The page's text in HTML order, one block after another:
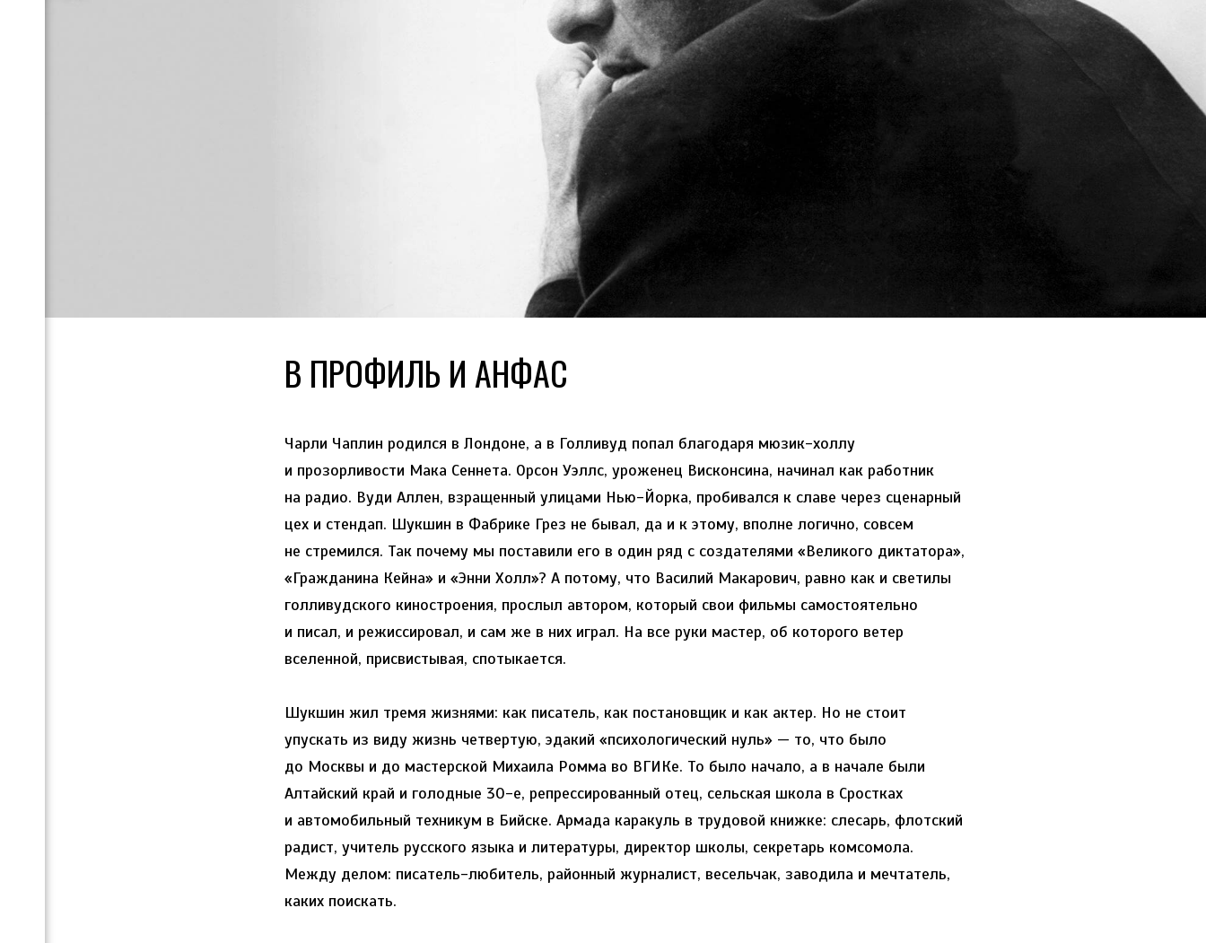
В ПРОФИЛЬ И АНФАС
Чарли Чаплин родился в Лондоне, а в Голливуд попал благодаря мюзик-холлу
и прозорливости Мака Сеннета. Орсон Уэллс, уроженец Висконсина, начинал как работник
на радио. Вуди Аллен, взращенный улицами Нью-Йорка, пробивался к славе через сценарный
цех и стендап. Шукшин в Фабрике Грез не бывал, да и к этому, вполне логично, совсем
не стремился. Так почему мы поставили его в один ряд с создателями «Великого диктатора»,
«Гражданина Кейна» и «Энни Холл»? А потому, что Василий Макарович, равно как и светилы
голливудского киностроения, прослыл автором, который свои фильмы самостоятельно
и писал, и режиссировал, и сам же в них играл. На все руки мастер, об которого ветер
вселенной, присвистывая, спотыкается.
Шукшин жил тремя жизнями: как писатель, как постановщик и как актер. Но не стоит
упускать из виду жизнь четвертую, эдакий «психологический нуль» — то, что было
до Москвы и до мастерской Михаила Ромма во ВГИКе. То было начало, а в начале были
Алтайский край и голодные 30-е, репрессированный отец, сельская школа в Сростках
и автомобильный техникум в Бийске. Армада каракуль в трудовой книжке: слесарь, флотский
радист, учитель русского языка и литературы, директор школы, секретарь комсомола.
Между делом: писатель-любитель, районный журналист, весельчак, заводила и мечтатель,
каких поискать.